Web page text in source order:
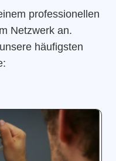
professionellen
Netzwerk an.
häufigsten